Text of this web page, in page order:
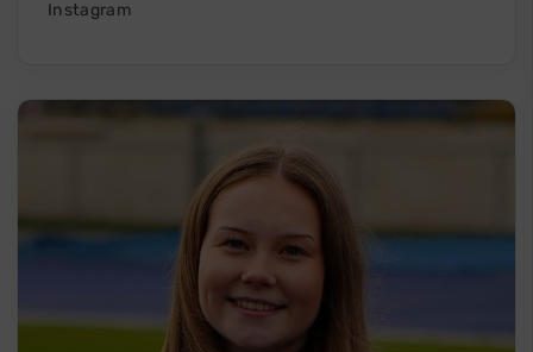
Instagram